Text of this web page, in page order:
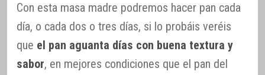
Con esta masa madre podremos hacer pan cada
día, o cada dos o tres días, si lo probáis veréis
que el pan aguanta días con buena textura y
sabor, en mejores condiciones que el pan del